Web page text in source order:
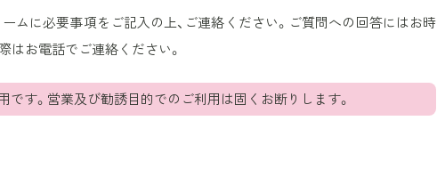
ムに必要事項をご記入の上、ご連絡ください。ご質問への回答にはお時
はお電話でご連絡ください。
です。営業及び勧誘目的でのご利用は固くお断りします。